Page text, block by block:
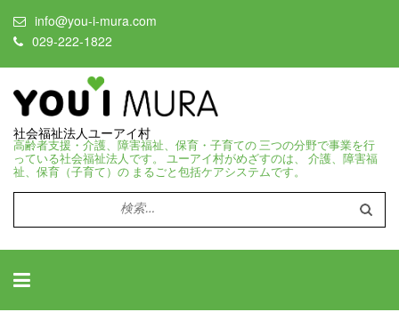
info@you-i-mura.com
029-222-1822
社会福祉法人ユーアイ村
高齢者支援・介護、障害福祉、保育・子育ての 三つの分野で事業を行
っている社会福祉法人です。 ユーアイ村がめざすのは、 介護、障害福
祉、保育（子育て）の まるごと包括ケアシステムです。
検
索: